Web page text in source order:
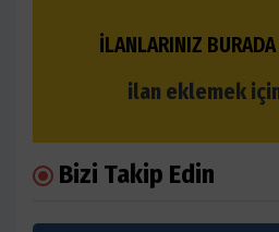
İLANLARINIZ
ilan eklemek
Bizi Takip Edin